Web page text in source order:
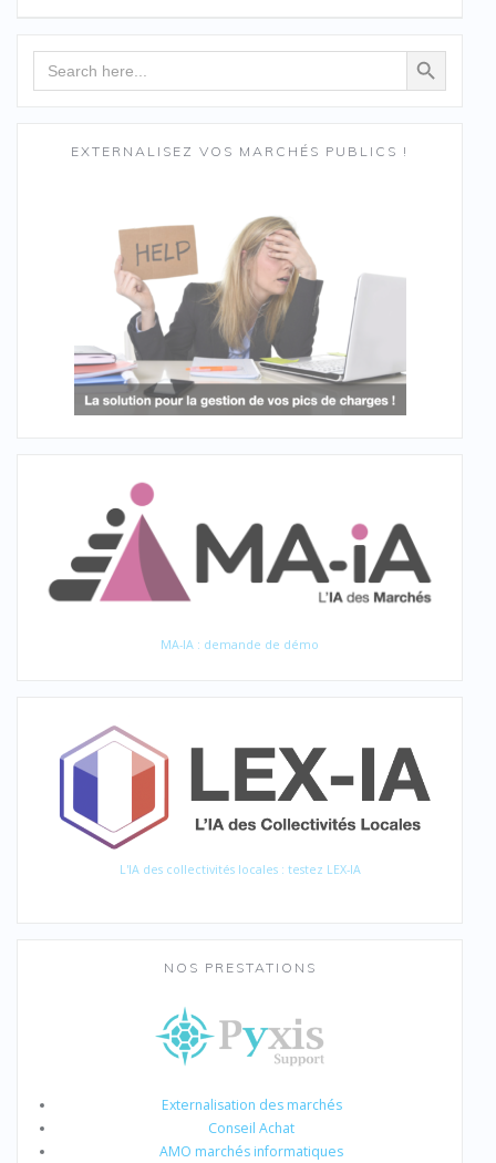
Search Search Button
EXTERNALISEZ VOS MARCHÉS PUBLICS !
MA-IA : demande de démo
L'IA des collectivités locales : testez LEX-IA
NOS PRESTATIONS
Externalisation des marchés
Conseil Achat
AMO marchés informatiques